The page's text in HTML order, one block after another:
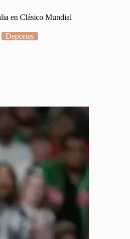
en Clásico Mundial
Deportes